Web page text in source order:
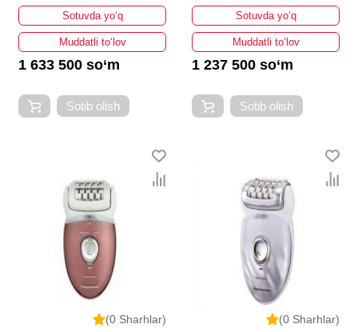
Sotuvda yo‘q
Muddatli to‘lov
1 633 500 so‘m
Sotib olish
Sotuvda yo‘q
Muddatli to‘lov
1 237 500 so‘m
Sotib olish
(0 Sharhlar)
(0 Sharhlar)